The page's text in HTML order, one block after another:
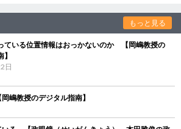
もっと見る
ている位置情報はおっかないのか 【岡嶋教授の
日
嶋教授のデジタル指南】